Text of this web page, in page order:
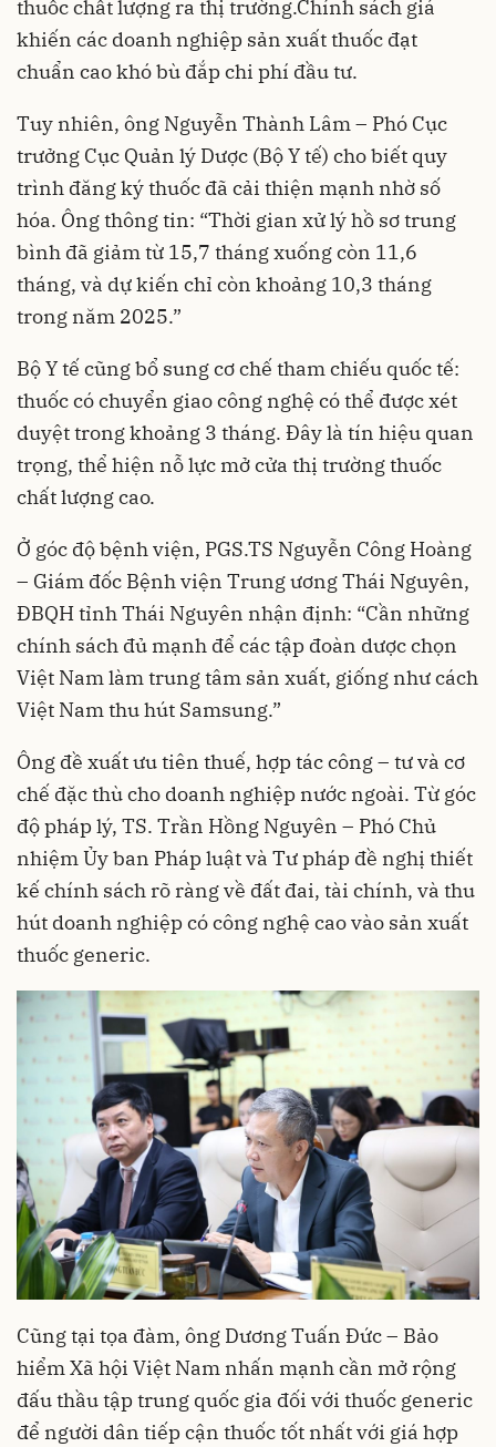
thuốc chất lượng ra thị trường.Chính sách giá
khiến các doanh nghiệp sản xuất thuốc đạt
chuẩn cao khó bù đắp chi phí đầu tư.
Tuy nhiên, ông Nguyễn Thành Lâm – Phó Cục
trưởng Cục Quản lý Dược (Bộ Y tế) cho biết quy
trình đăng ký thuốc đã cải thiện mạnh nhờ số
hóa. Ông thông tin: “Thời gian xử lý hồ sơ trung
bình đã giảm từ 15,7 tháng xuống còn 11,6
tháng, và dự kiến chỉ còn khoảng 10,3 tháng
trong năm 2025.”
Bộ Y tế cũng bổ sung cơ chế tham chiếu quốc tế:
thuốc có chuyển giao công nghệ có thể được xét
duyệt trong khoảng 3 tháng. Đây là tín hiệu quan
trọng, thể hiện nỗ lực mở cửa thị trường thuốc
chất lượng cao.
Ở góc độ bệnh viện, PGS.TS Nguyễn Công Hoàng
– Giám đốc Bệnh viện Trung ương Thái Nguyên,
ĐBQH tỉnh Thái Nguyên nhận định: “Cần những
chính sách đủ mạnh để các tập đoàn dược chọn
Việt Nam làm trung tâm sản xuất, giống như cách
Việt Nam thu hút Samsung.”
Ông đề xuất ưu tiên thuế, hợp tác công – tư và cơ
chế đặc thù cho doanh nghiệp nước ngoài. Từ góc
độ pháp lý, TS. Trần Hồng Nguyên – Phó Chủ
nhiệm Ủy ban Pháp luật và Tư pháp đề nghị thiết
kế chính sách rõ ràng về đất đai, tài chính, và thu
hút doanh nghiệp có công nghệ cao vào sản xuất
thuốc generic.
Cũng tại tọa đàm, ông Dương Tuấn Đức – Bảo
hiểm Xã hội Việt Nam nhấn mạnh cần mở rộng
đấu thầu tập trung quốc gia đối với thuốc generic
để người dân tiếp cận thuốc tốt nhất với giá hợp